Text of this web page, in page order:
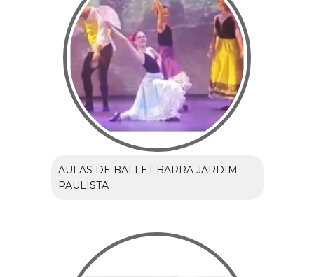
AULAS DE BALLET BARRA JARDIM
PAULISTA